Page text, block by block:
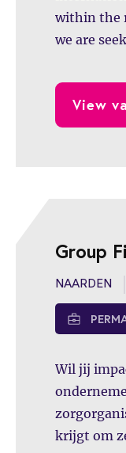
within the
we are
Chief
View
Group
NAARDEN
Wil jij
krijgt om